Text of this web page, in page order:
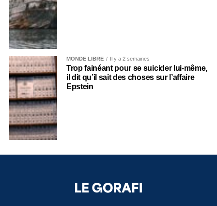
MONDE LIBRE Il y a 2 semaines
Trop fainéant pour se suicider lui-même,
il dit qu’il sait des choses sur l’affaire
Epstein